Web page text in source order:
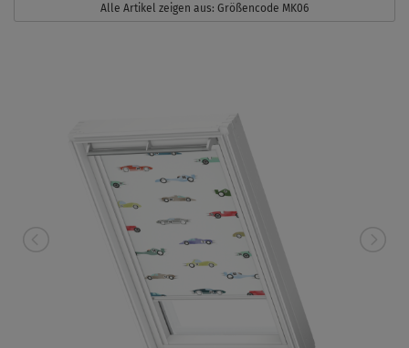
Alle Artikel zeigen aus: Größencode MK06